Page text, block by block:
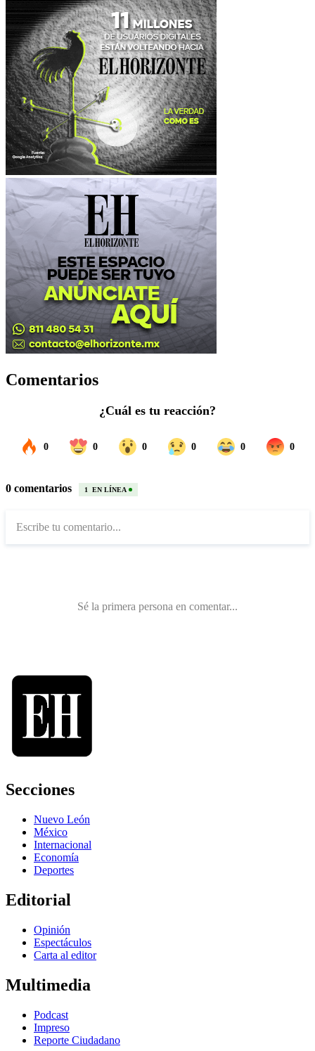
Comentarios
Secciones
Nuevo León
México
Internacional
Economía
Deportes
Editorial
Opinión
Espectáculos
Carta al editor
Multimedia
Podcast
Impreso
Reporte Ciudadano